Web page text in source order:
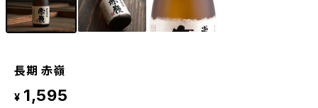
長期 赤嶺
¥ 1,595